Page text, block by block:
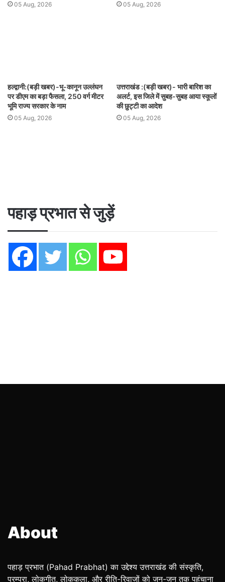
05 Aug, 2026 05 Aug, 2026
हल्द्वानी:(बड़ी खबर)-भू-कानून उल्लंघन
पर डीएम का बड़ा फैसला, 250 वर्ग मीटर
भूमि राज्य सरकार के नाम
05 Aug, 2026
उत्तराखंड :(बड़ी खबर)- भारी बारिश का
अलर्ट, इस जिले में सुबह-सुबह आया स्कूलों
की छुट्टी का आदेश
05 Aug, 2026
पहाड़ प्रभात से जुड़ें
About
पहाड़ प्रभात (Pahad Prabhat) का उद्देश्य उत्तराखंड की संस्कृति,
परम्परा, लोकगीत, लोककला, और रीति-रिवाजों को जन-जन तक पहुंचाना